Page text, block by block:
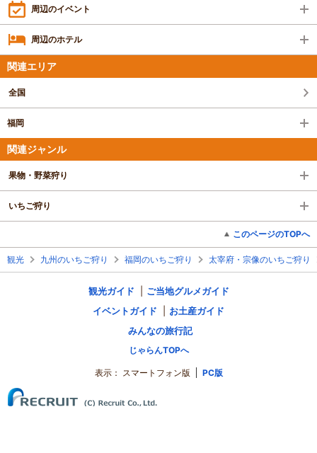
周辺のイベント
周辺のホテル
関連エリア
全国
福岡
関連ジャンル
果物・野菜狩り
いちご狩り
このページのTOPへ
観光 九州のいちご狩り 福岡のいちご狩り 太宰府・宗像のいちご狩り
観光ガイド
ご当地グルメガイド
イベントガイド
お土産ガイド
みんなの旅行記
じゃらんTOPへ
表示： スマートフォン版 PC版